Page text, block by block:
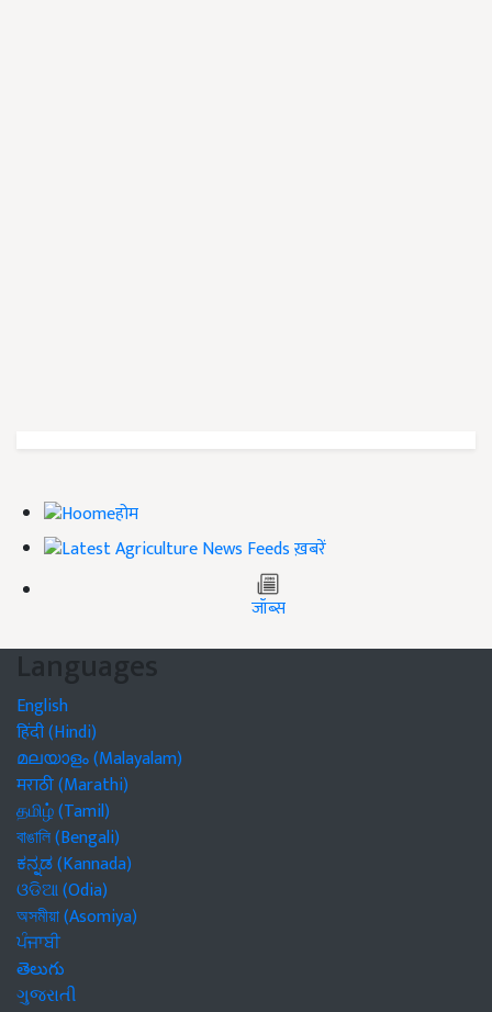
होम
ख़बरें
जॉब्स
Languages
English
हिंदी (Hindi)
മലയാളം (Malayalam)
मराठी (Marathi)
தமிழ் (Tamil)
বাঙালি (Bengali)
ಕನ್ನಡ (Kannada)
ଓଡିଆ (Odia)
অসমীয়া (Asomiya)
ਪੰਜਾਬੀ
తెలుగు
ગુજરાતી